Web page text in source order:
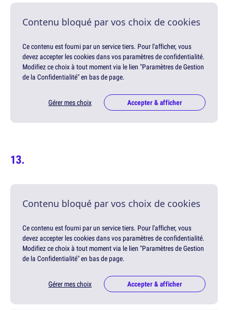
Contenu bloqué par vos choix de cookies
Ce contenu est fourni par un service tiers. Pour l'afficher, vous
devez accepter les cookies dans vos paramètres de confidentialité.
Modifiez ce choix à tout moment via le lien "Paramètres de Gestion
de la Confidentialité" en bas de page.
Gérer mes choix Accepter & afficher
Contenu bloqué par vos choix de cookies
Ce contenu est fourni par un service tiers. Pour l'afficher, vous
devez accepter les cookies dans vos paramètres de confidentialité.
Modifiez ce choix à tout moment via le lien "Paramètres de Gestion
de la Confidentialité" en bas de page.
Gérer mes choix Accepter & afficher